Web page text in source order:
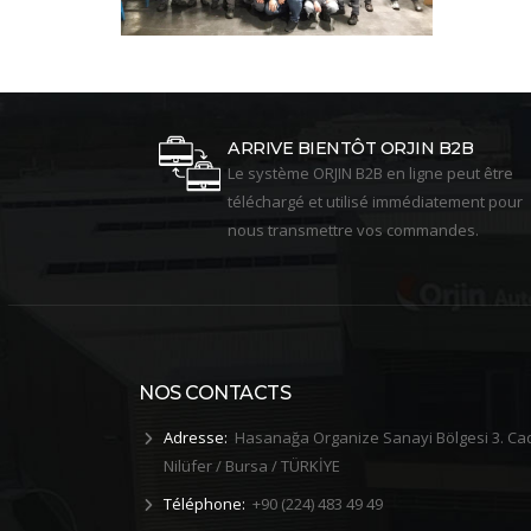
ARRIVE BIENTÔT ORJIN B2B
Le système ORJIN B2B en ligne peut être
téléchargé et utilisé immédiatement pour
nous transmettre vos commandes.
NOS CONTACTS
Adresse: Hasanağa Organize Sanayi Bölgesi 3.
Nilüfer / Bursa / TÜRKİYE
Téléphone: +90 (224) 483 49 49
2019 Formation aux Premiers